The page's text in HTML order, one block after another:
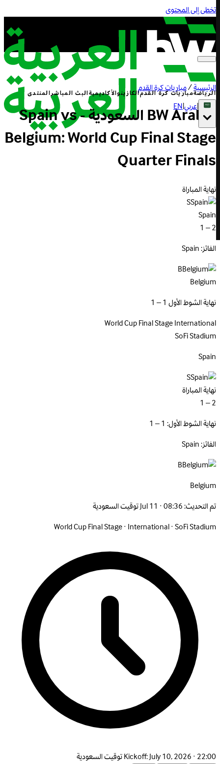
تخطى إلى المحتوى
الرياضةمباريات كرة القدمالكازينوالأكاديميةالبث المباشرالمنتدى
|عربي|
EN
الرئيسية/مباريات كرة القدم
BW Arabia السعودية - Spain vs
Belgium: World Cup Final Stage
Quarter Finals
نهاية المباراة
S
Spain
2 – 1
الفائز: Spain
B
Belgium
نهاية الشوط الأول 1 – 1
World Cup Final StageInternational
SoFi Stadium
Spain
S
نهاية المباراة
2 – 1
نهاية الشوط الأول: 1 – 1
الفائز: Spain
B
Belgium
تم التحديث:Jul 11 · 08:36 توقيت السعودية
World Cup Final Stage· International·SoFi Stadium
Kickoff:July 10, 2026 · 22:00 توقيت السعودية